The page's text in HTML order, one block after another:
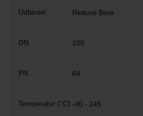
Reduce Bore
100
64
-40 - 245